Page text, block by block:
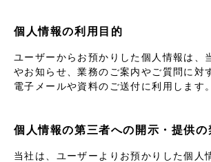
個人情報の利用目的
ユーザーからお預かりした個人情報は、
やお知らせ、業務のご案内やご質問に対
電子メールや資料のご送付に利用します。
個人情報の第三者への開示・提供の
当社は、ユーザーよりお預かりした個人